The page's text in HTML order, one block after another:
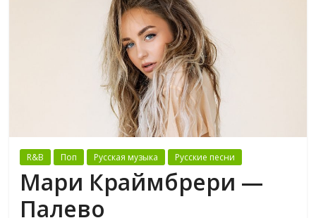
R&B Поп Русская музыка Русские песни
Мари Краймбрери —
Палево